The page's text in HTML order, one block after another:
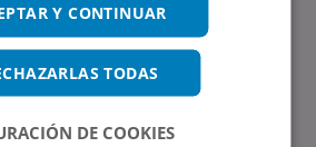
Edificio Skylight
14-16, 28050, Madrid
Y CONTINUAR
TODAS
DE COOKIES